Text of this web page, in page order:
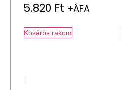
5.820 Ft +ÁFA
Kosárba rakom